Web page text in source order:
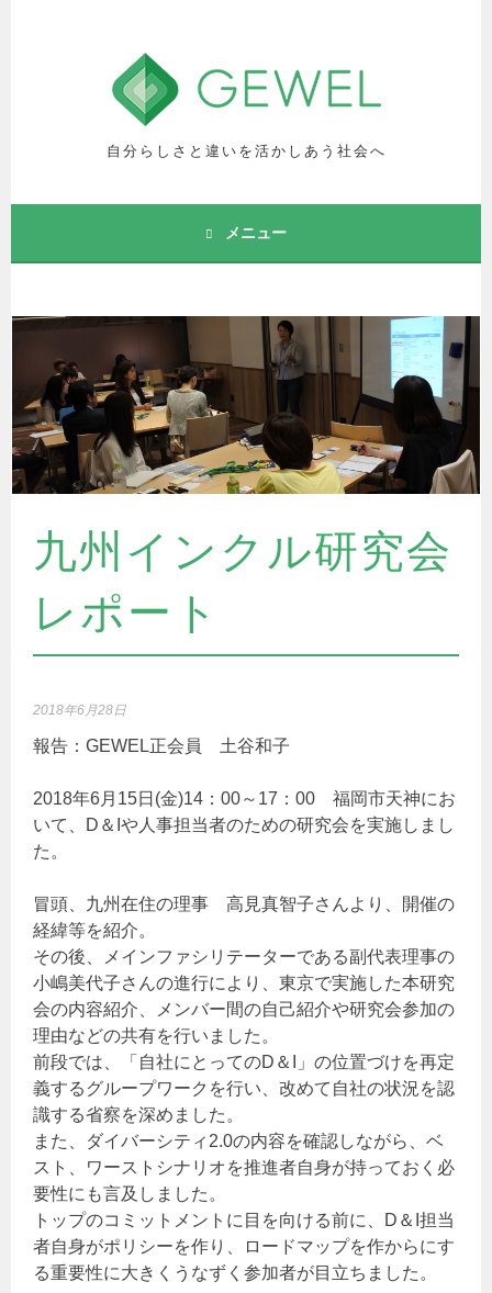
自分らしさと違いを活かしあう社会へ
メニュー
九州インクル研究会
レポート
2018年6月28日
報告：GEWEL正会員 土谷和子
2018年6月15日(金)14：00～17：00 福岡市天神にお
いて、D＆Iや人事担当者のための研究会を実施しまし
た。
冒頭、九州在住の理事 高見真智子さんより、開催の
経緯等を紹介。
その後、メインファシリテーターである副代表理事の
小嶋美代子さんの進行により、東京で実施した本研究
会の内容紹介、メンバー間の自己紹介や研究会参加の
理由などの共有を行いました。
前段では、「自社にとってのD＆I」の位置づけを再定
義するグループワークを行い、改めて自社の状況を認
識する省察を深めました。
また、ダイバーシティ2.0の内容を確認しながら、ベ
スト、ワーストシナリオを推進者自身が持っておく必
要性にも言及しました。
トップのコミットメントに目を向ける前に、D＆I担当
者自身がポリシーを作り、ロードマップを作からにす
る重要性に大きくうなずく参加者が目立ちました。